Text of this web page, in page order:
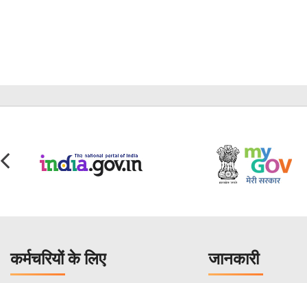
कर्मचरियों के लिए
जानकारी